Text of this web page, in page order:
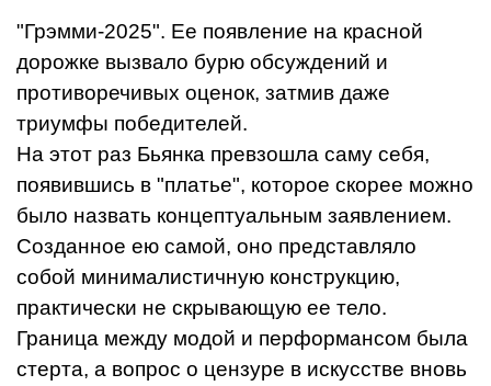
"Грэмми-2025". Ее появление на красной
дорожке вызвало бурю обсуждений и
противоречивых оценок, затмив даже
триумфы победителей.
На этот раз Бьянка превзошла саму себя,
появившись в "платье", которое скорее можно
было назвать концептуальным заявлением.
Созданное ею самой, оно представляло
собой минималистичную конструкцию,
практически не скрывающую ее тело.
Граница между модой и перформансом была
стерта, а вопрос о цензуре в искусстве вновь